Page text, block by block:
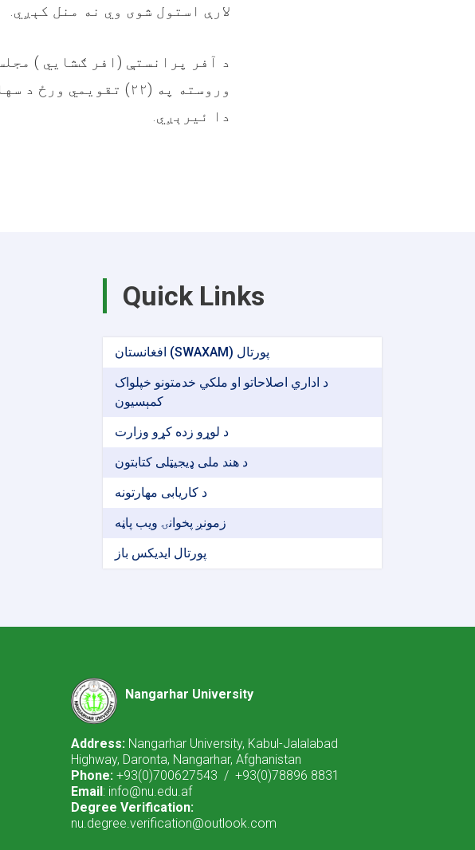
لارې استول شوی وي نه منل کېږي.
د آفر پرانستې (افر ګشايي )
دا ئيرېږي.
Quick Links
افغانستان (SWAXAM) پورتال
د اداري اصلاحاتو او ملکي خدمتونو خپلواک
کمېسیون
د لوړو زده کړو وزارت
د هند ملی ډیجیټلی کتابتون
د کاریابی مهارتونه
زمونږ پخوانۍ ویب پاڼه
پورتال ایدیکس باز
Nangarhar University
Address: Nangarhar University, Kabul-Jalalabad
Highway, Daronta, Nangarhar, Afghanistan
Phone: +93(0)700627543 / +93(0)78896 8831
Email: info@nu.edu.af
Degree Verification:
nu.degree.verification@outlook.com